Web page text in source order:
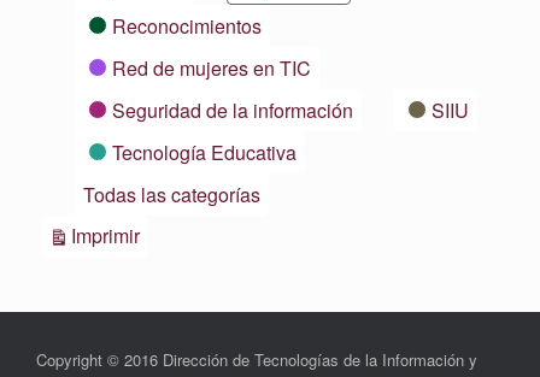
Reconocimientos
Red de mujeres en TIC
Seguridad de la información
SIIU
Tecnología Educativa
Todas las categorías
ImprimirVistas
Copyright © 2016 Dirección de Tecnologías de la Información y